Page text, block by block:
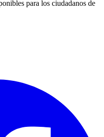
para los ciudadanos de